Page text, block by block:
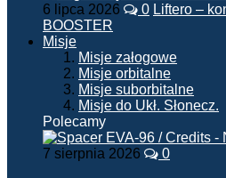
6 lipca 2026 0 Liftero –
BOOSTER
Misje
Misje załogowe
Misje orbitalne
Misje suborbitalne
Misje do Ukł. Słonecz.
Polecamy
7 sierpnia 2026 0